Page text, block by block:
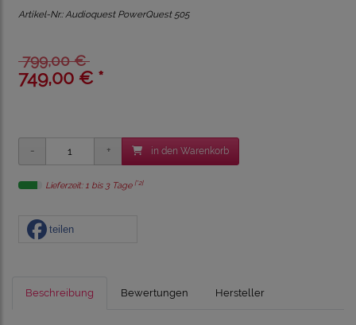
Artikel-Nr.:Audioquest PowerQuest 505
799,00 €
749,00 € *
in den Warenkorb
Lieferzeit: 1 bis 3 Tage [*2]
teilen
Beschreibung Bewertungen Hersteller